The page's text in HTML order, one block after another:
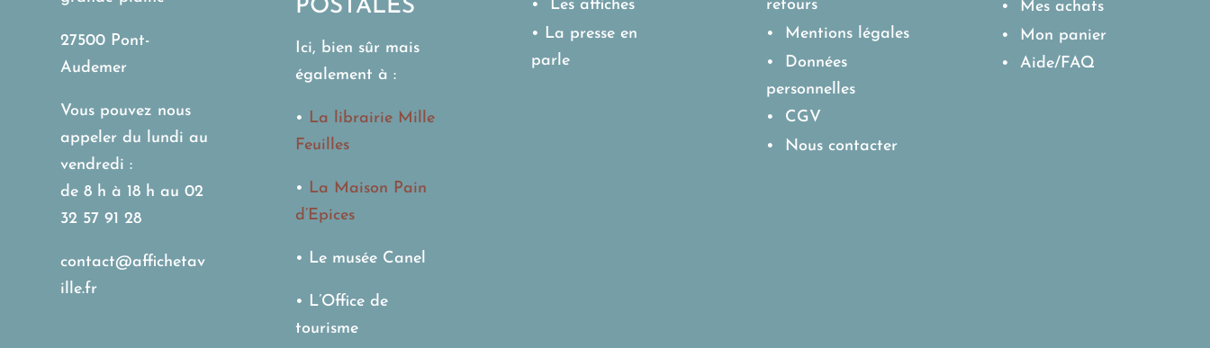
27500 Pont-
Audemer
Vous pouvez nous
appeler du lundi au
vendredi :
de 8 h à 18 h au02
32 57 91 28
contact@affichetav
ille.fr
POSTALES
Ici, bien sûr mais
également à :
• La librairie Mille
Feuilles
• La Maison Pain
d’Epices
• Le musée Canel
• L’Office de
tourisme
• Les affiches
• La presse en
parle
retours
• Mentions légales
• Données
personnelles
• CGV
• Nous contacter
• Mes achats
• Mon panier
• Aide/FAQ